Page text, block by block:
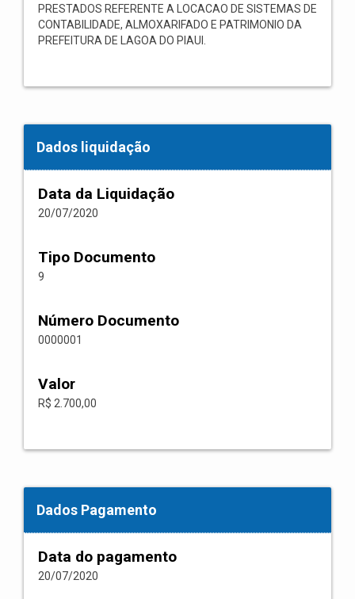
PRESTADOS REFERENTE A LOCACAO DE SISTEMAS DE
CONTABILIDADE, ALMOXARIFADO E PATRIMONIO DA
PREFEITURA DE LAGOA DO PIAUI.
Dados liquidação
Data da Liquidação
20/07/2020
Tipo Documento
9
Número Documento
0000001
Valor
R$ 2.700,00
Dados Pagamento
Data do pagamento
20/07/2020